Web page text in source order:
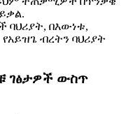
በእውነቱ,
ብረትን ባህሪያት
ገፅታዎች ውስጥ